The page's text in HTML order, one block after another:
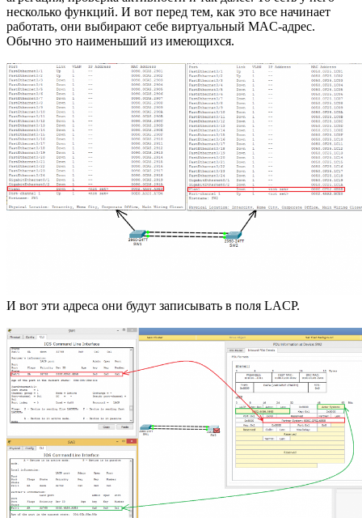
несколько функций. И вот перед тем, как это все начинает
работать, они выбирают себе виртуальный MAC-адрес.
Обычно это наименьший из имеющихся.
И вот эти адреса они будут записывать в поля LACP.